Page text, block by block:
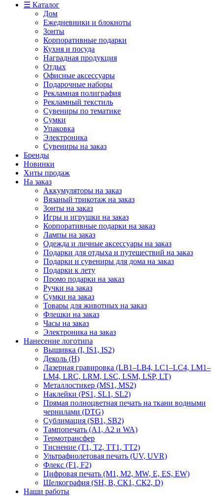
☰ Каталог
Дом
Ежедневники и блокноты
Зонты
Корпоративные подарки
Кухня и посуда
Наградная продукция
Отдых
Офисные аксессуары
Подарочные наборы
Рекламная полиграфия
Рекламный текстиль
Сувениры по тематике
Сумки
Упаковка
Электроника
Сувениры на заказ
Бренды
Новинки
Хиты продаж
На заказ
Аккумуляторы на заказ
Вязаный трикотаж на заказ
Зонты на заказ
Игры и игрушки на заказ
Корпоративные подарки на заказ
Лампы на заказ
Одежда и личные аксессуары на заказ
Подарки для отдыха и путешествий на заказ
Подарки и сувениры для дома на заказ
Подарки к лету
Промо подарки на заказ
Ручки на заказ
Сумки на заказ
Товары для животных на заказ
Флешки на заказ
Часы на заказ
Электроника на заказ
Нанесение логотипа
Вышивка (I, IS1, IS2)
Деколь (H)
Лазерная гравировка (LB1–LB4, LC1–LC4, LM1–
LM4, LRC, LRM, LSC, LSM, LSP, LT)
Металлостикер (MS1, MS2)
Наклейки (PS1, SL1, SL2)
Прямая полноцветная печать на ткани водными
чернилами (DTG)
Сублимация (SB1, SB2)
Тампопечать (A1, A2 и WA)
Термотрансфер
Тиснение (Т1, Т2, ТT1, ТT2)
Ультрафиолетовая печать (UV, UVR)
Флекс (F1, F2)
Цифровая печать (M1, M2, MW, E, ES, EW)
Шелкография (SH, В, СК1, СК2, D)
Наши работы